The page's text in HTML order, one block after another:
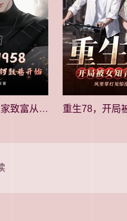
重生1958：发家致富从南锣鼓巷开始